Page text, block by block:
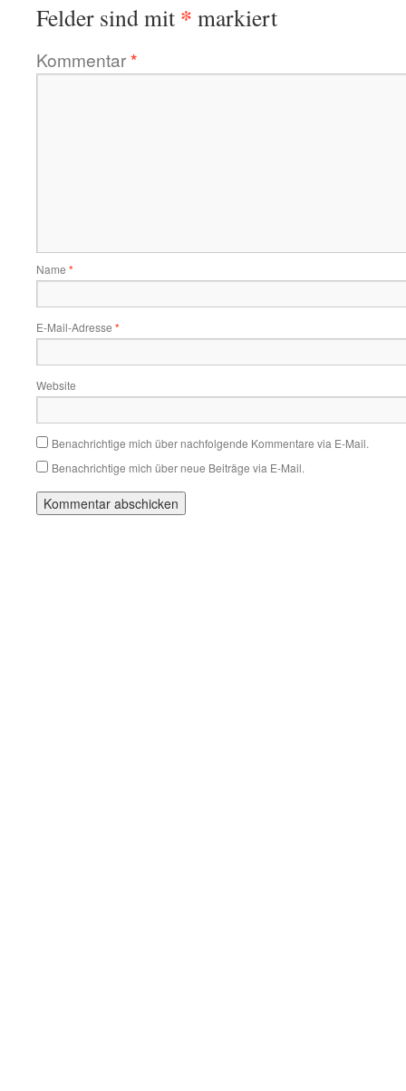
Felder sind mit * markiert
Kommentar*
Name *
E-Mail-Adresse *
Website
Benachrichtige mich über nachfolgende Kommentare via E-Mail.
Benachrichtige mich über neue Beiträge via E-Mail.